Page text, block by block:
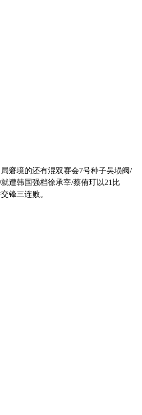
窘境的还有混双赛会7号种子吴埙阀/
遭韩国强档徐承宰/蔡侑玎以21比
锋三连败。